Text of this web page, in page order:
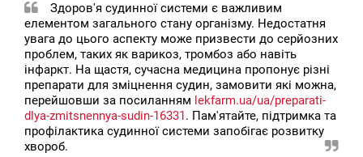
Здоров'я судинної системи є важливим
елементом загального стану організму. Недостатня
увага до цього аспекту може призвести до серйозних
проблем, таких як варикоз, тромбоз або навіть
інфаркт. На щастя, сучасна медицина пропонує різні
препарати для зміцнення судин, замовити які можна,
перейшовши за посиланням lekfarm.ua/ua/preparati-
dlya-zmitsnennya-sudin-16331 . Пам'ятайте, підтримка та
профілактика судинної системи запобігає розвитку
хвороб.